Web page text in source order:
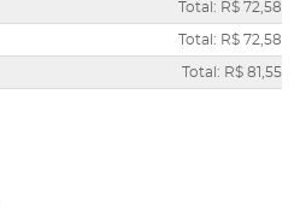
Total: R$ 72,58
Total: R$ 72,58
Total: R$ 81,55